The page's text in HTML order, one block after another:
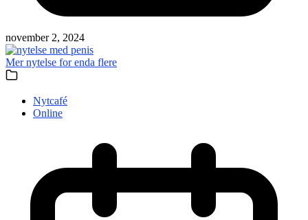
november 2, 2024
Mer nytelse for enda flere
Nytcafé
Online